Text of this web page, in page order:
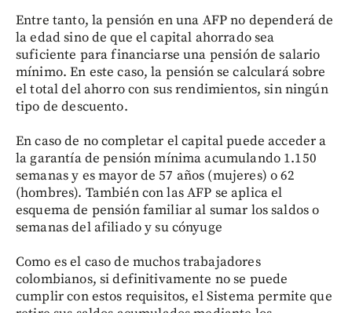
Entre tanto, la pensión en una AFP no dependerá de
la edad sino de que el capital ahorrado sea
suficiente para financiarse una pensión de salario
mínimo. En este caso, la pensión se calculará sobre
el total del ahorro con sus rendimientos, sin ningún
tipo de descuento.
En caso de no completar el capital puede acceder a
la garantía de pensión mínima acumulando 1.150
semanas y es mayor de 57 años (mujeres) o 62
(hombres). También con las AFP se aplica el
esquema de pensión familiar al sumar los saldos o
semanas del afiliado y su cónyuge
Como es el caso de muchos trabajadores
colombianos, si definitivamente no se puede
cumplir con estos requisitos, el Sistema permite que